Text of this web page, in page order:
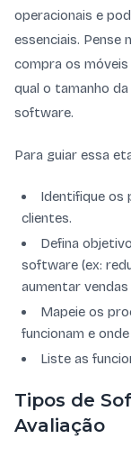
operacionais e
essenciais. Pense
compra os
qual o tamanho
software.
Para guiar essa
Identifique os
clientes.
Defina
software (ex:
aumentar vendas
Mapeie os
funcionam e
Liste as
Tipos de
Avaliação